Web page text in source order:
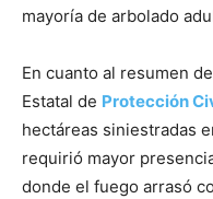
mayoría de arbolado
En cuanto al resumen
Estatal de Protección
hectáreas siniestradas
requirió mayor
donde el fuego arrasó